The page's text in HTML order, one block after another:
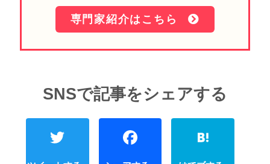
専門家紹介はこちら
Twitter